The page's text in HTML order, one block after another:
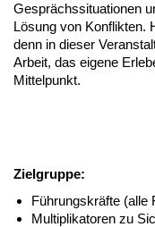
Gesprächssituationen
Lösung von Konflikten.
denn in dieser
Arbeit, das eigene
Mittelpunkt.
Zielgruppe:
Führungskräfte (alle
Multiplikatoren zu